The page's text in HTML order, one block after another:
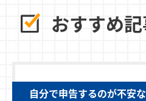
おすすめ
自分で申告するのが不安